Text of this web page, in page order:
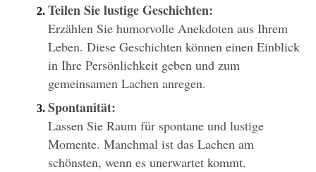
Teilen Sie lustige Geschichten:
Erzählen Sie humorvolle Anekdoten aus Ihrem
Leben. Diese Geschichten können einen Einblick
in Ihre Persönlichkeit geben und zum
gemeinsamen Lachen anregen.
Spontanität:
Lassen Sie Raum für spontane und lustige
Momente. Manchmal ist das Lachen am
schönsten, wenn es unerwartet kommt.